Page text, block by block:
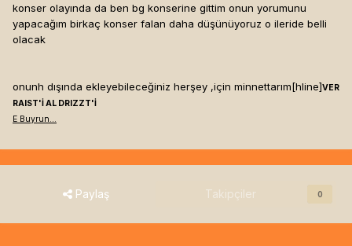
konser olayında da ben bg konserine gittim onun yorumunu
yapacağım birkaç konser falan daha düşünüyoruz o ileride belli
olacak
onunh dışında ekleyebileceğiniz herşey ,için minnettarım[hline]VER
RAIST'İ AL DRIZZT'İ
E Buyrun...
Paylaş Takipçiler 0